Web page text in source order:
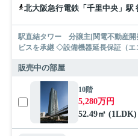
北大阪急行電鉄「千里中央」駅
駅直結タワー 分譲主[関電不動産開
ビスを承継 ◇設備機器延長保証（エ
販売中の部屋
10階
5,280万円
52.49㎡ (1LDK)